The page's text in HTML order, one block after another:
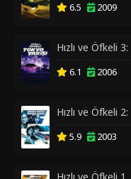
6.5 2009
Hızlı ve Öfkeli 3:
6.1 2006
Hızlı ve Öfkeli
5.9 2003